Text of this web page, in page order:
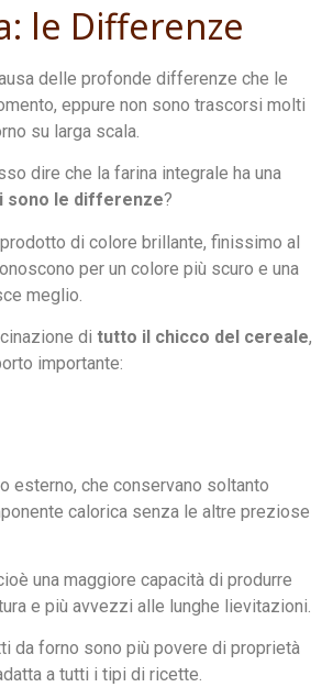
le Differenze
delle profonde differenze che le
eppure non sono trascorsi molti
su larga scala.
dire che la farina integrale ha una
sono le differenze?
prodotto di colore brillante, finissimo al
per un colore più scuro e una
meglio.
di tutto il chicco del cereale,
importante:
esterno, che conservano soltanto
calorica senza le altre preziose
una maggiore capacità di produrre
e più avvezzi alle lunghe lievitazioni.
da forno sono più povere di proprietà
a tutti i tipi di ricette.